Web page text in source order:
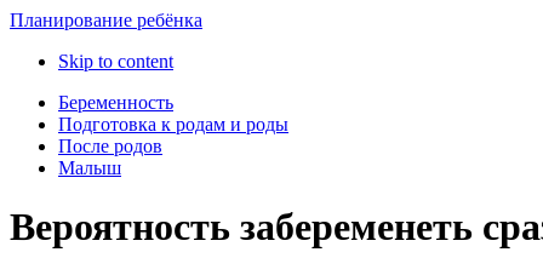
Планирование ребёнка
Skip to content
Беременность
Подготовка к родам и роды
После родов
Малыш
Вероятность забеременеть